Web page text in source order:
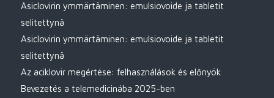
Asiclovirin ymmärtäminen: emulsiovoide ja tabletit
selitettynä
Asiclovirin ymmärtäminen: emulsiovoide ja tabletit
selitettynä
Az aciklovir megértése: felhasználások és előnyök
Bevezetés a telemedicinába 2025-ben